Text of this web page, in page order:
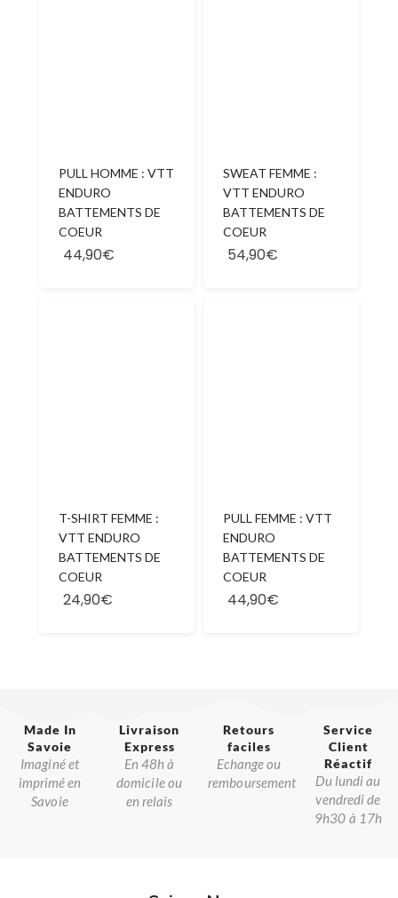
PULL HOMME : VTT
ENDURO
BATTEMENTS DE
COEUR
44,90€
SWEAT FEMME :
VTT ENDURO
BATTEMENTS DE
COEUR
54,90€
T-SHIRT FEMME :
VTT ENDURO
BATTEMENTS DE
COEUR
24,90€
PULL FEMME : VTT
ENDURO
BATTEMENTS DE
COEUR
44,90€
Made In
Savoie​
Imaginé et
imprimé en
Savoie
Livraison
Express
En 48h à
domicile ou
en relais
Retours
faciles
Echange ou
remboursement
Service
Client
Réactif​
Du lundi au
vendredi de
9h30 à 17h